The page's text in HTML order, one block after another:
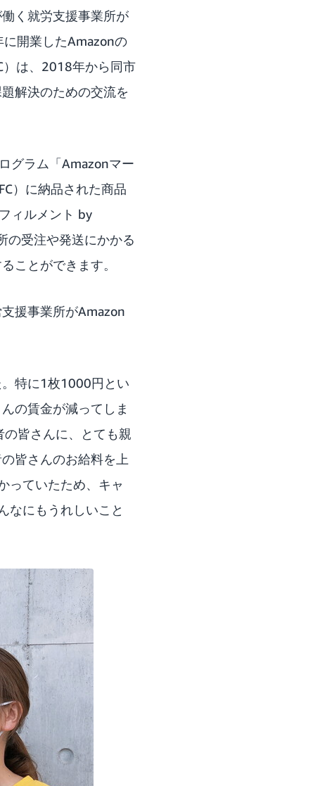
く就労支援事業所が
開業したAmazonの
）は、2018年から同市
解決のための交流を
グラム「Amazonマー
）に納品された商品
ィルメント by
の受注や発送にかかる
ことができます。
援事業所がAmazon
。特に1枚1000円とい
の賃金が減ってしま
皆さんに、とても親
皆さんのお給料を上
っていたため、キャ
なにもうれしいこと